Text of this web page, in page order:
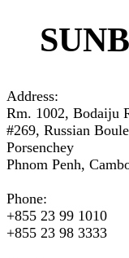
Address:
Rm. 1002, Bodaiju
#269, Russian
Porsenchey
Phnom Penh,
Phone:
+855 23 99 1010
+855 23 98 3333